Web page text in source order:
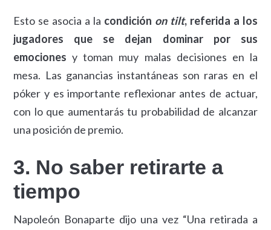
Esto se asocia a la condición on tilt, referida a los
jugadores que se dejan dominar por sus
emociones y toman muy malas decisiones en la
mesa. Las ganancias instantáneas son raras en el
póker y es importante reflexionar antes de actuar,
con lo que aumentarás tu probabilidad de alcanzar
una posición de premio.
3. No saber retirarte a
tiempo
Napoleón Bonaparte dijo una vez “Una retirada a